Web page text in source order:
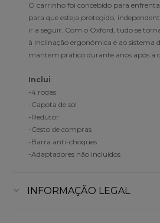
O carrinho foi concebido para
para que esteja protegido,
ir a seguir. Com o Oxford, tudo se
à inclinação ergonómica e ao sistema
mantém prático durante anos após a
Inclui:
-4 rodas
-Capota de sol
-Redutor
-Cesto de compras
-Barra anti-choques
-Adaptadores não incluídos
INFORMAÇÃO LEGAL